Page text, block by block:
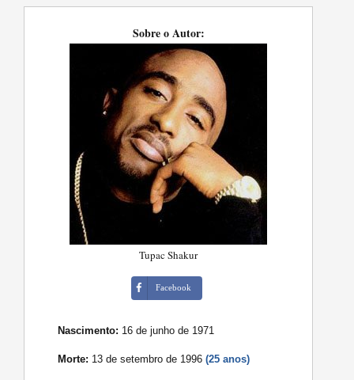
Sobre o Autor:
Tupac Shakur
Facebook
Nascimento: 16 de junho de 1971
Morte: 13 de setembro de 1996(25 anos)